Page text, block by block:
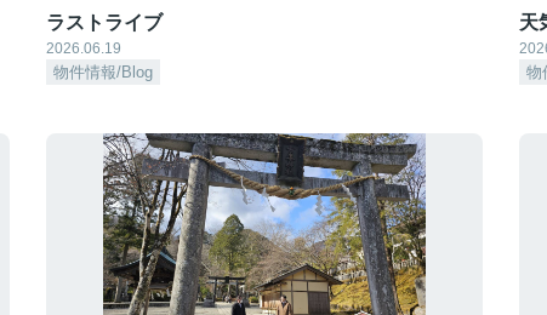
ラストライブ
2026.06.19
物件情報/Blog
天
物